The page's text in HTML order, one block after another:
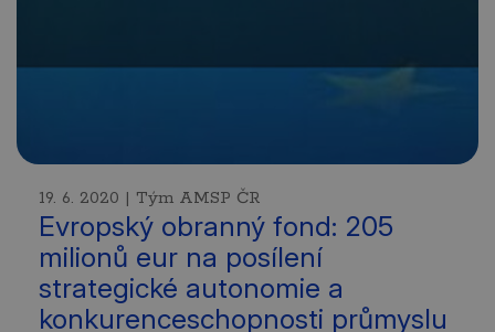
19. 6. 2020 | Tým AMSP ČR
Evropský obranný fond: 205
milionů eur na posílení
strategické autonomie a
konkurenceschopnosti průmyslu